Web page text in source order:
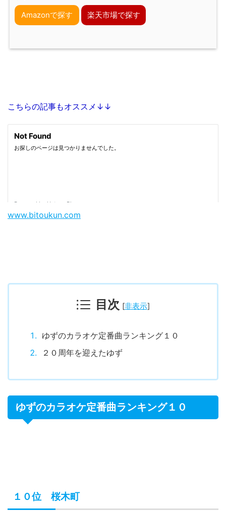
Amazonで探す 楽天市場で探す
こちらの記事もオススメ↓↓
www.bitoukun.com
目次 [非表示]
ゆずのカラオケ定番曲ランキング１０
２０周年を迎えたゆず
ゆずのカラオケ定番曲ランキング１０
１０位 桜木町